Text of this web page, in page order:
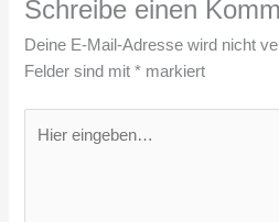
Schreibe einen
Deine E-Mail-Adresse wird nicht
Felder sind mit* markiert
eingeben…